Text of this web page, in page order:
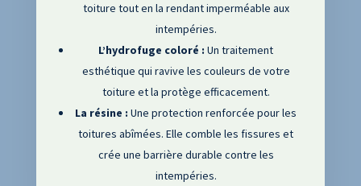
toiture tout en la rendant imperméable aux
intempéries.
L’hydrofuge coloré : Un traitement
esthétique qui ravive les couleurs de votre
toiture et la protège efficacement.
La résine : Une protection renforcée pour les
toitures abîmées. Elle comble les fissures et
crée une barrière durable contre les
intempéries.